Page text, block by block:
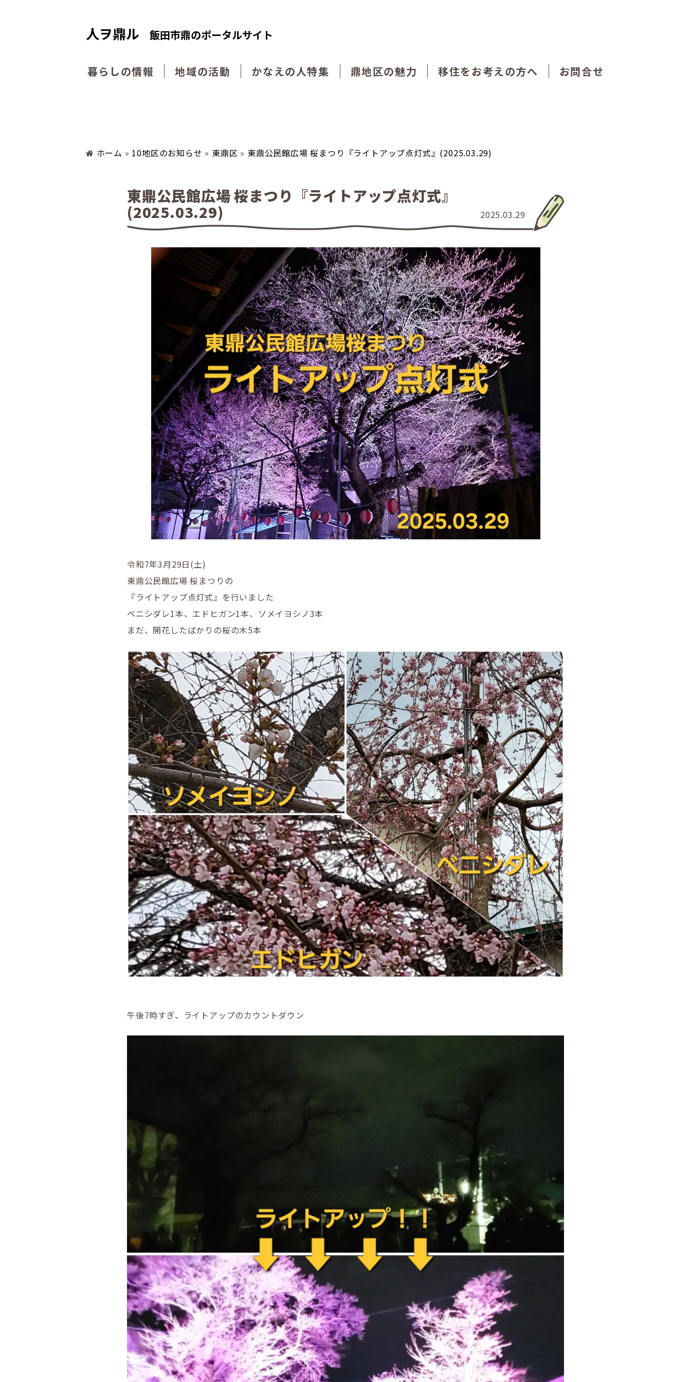
人ヲ鼎ル 飯田市鼎のポータルサイト
暮らしの情報 地域の活動 かなえの人特集 鼎地区の魅力 移住をお考えの方へ お問合せ
ホーム » 10地区のお知らせ » 東鼎区 » 東鼎公民館広場 桜まつり『ライトアップ点灯式』(2025.03.29)
2025.03.29
東鼎公民館広場 桜まつり『ライトアップ点灯式』
(2025.03.29)
令和7年3月29日(土)
東鼎公民館広場 桜まつりの
『ライトアップ点灯式』を行いました
ベニシダレ1本、エドヒガン1本、ソメイヨシノ3本
まだ、開花したばかりの桜の木5本
午後7時すぎ、ライトアップのカウントダウン